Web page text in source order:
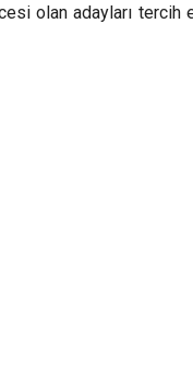
olan adayları tercih